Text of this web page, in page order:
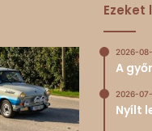
2026-
A
2026-
Nyílt